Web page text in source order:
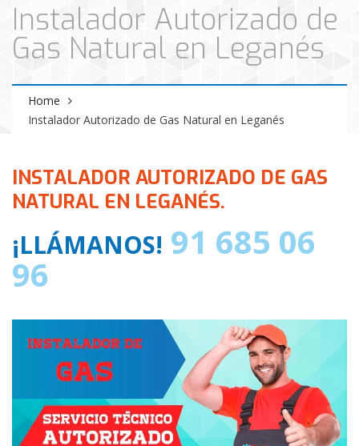
Instalador Autorizado de
Gas Natural en Leganés
Home
Instalador Autorizado de Gas Natural en Leganés
INSTALADOR AUTORIZADO DE GAS
NATURAL EN LEGANÉS.
¡LLÁMANOS! 91 685 06
96